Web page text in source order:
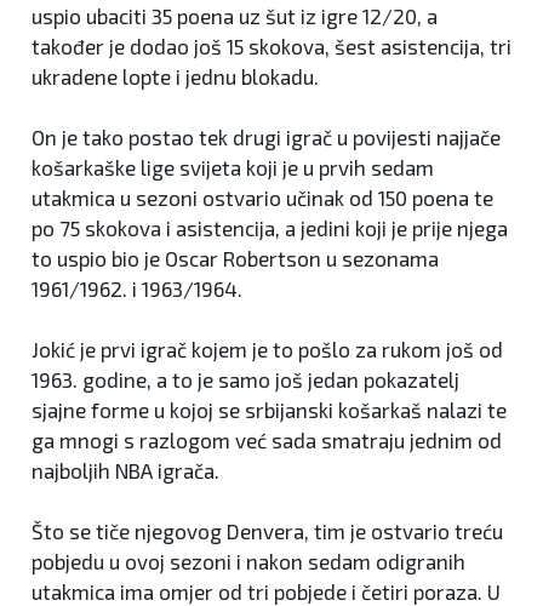
uspio ubaciti 35 poena uz šut iz igre 12/20, a
također je dodao još 15 skokova, šest asistencija, tri
ukradene lopte i jednu blokadu.
On je tako postao tek drugi igrač u povijesti najjače
košarkaške lige svijeta koji je u prvih sedam
utakmica u sezoni ostvario učinak od 150 poena te
po 75 skokova i asistencija, a jedini koji je prije njega
to uspio bio je Oscar Robertson u sezonama
1961/1962. i 1963/1964.
Jokić je prvi igrač kojem je to pošlo za rukom još od
1963. godine, a to je samo još jedan pokazatelj
sjajne forme u kojoj se srbijanski košarkaš nalazi te
ga mnogi s razlogom već sada smatraju jednim od
najboljih NBA igrača.
Što se tiče njegovog Denvera, tim je ostvario treću
pobjedu u ovoj sezoni i nakon sedam odigranih
utakmica ima omjer od tri pobjede i četiri poraza. U